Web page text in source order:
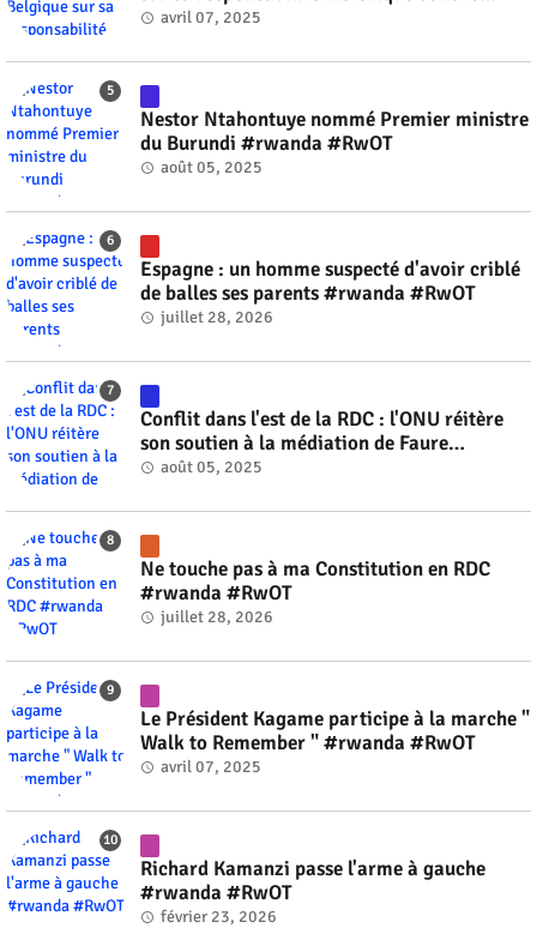
génocide #rwanda #RwOT
avril 07, 2025
Nestor Ntahontuye nommé Premier ministre
du Burundi #rwanda #RwOT
août 05, 2025
Espagne : un homme suspecté d'avoir criblé
de balles ses parents #rwanda #RwOT
juillet 28, 2026
Conflit dans l'est de la RDC : l'ONU réitère
son soutien à la médiation de Faure
Gnassingbé #rwanda #RwOT
août 05, 2025
Ne touche pas à ma Constitution en RDC
#rwanda #RwOT
juillet 28, 2026
Le Président Kagame participe à la marche "
Walk to Remember " #rwanda #RwOT
avril 07, 2025
Richard Kamanzi passe l'arme à gauche
#rwanda #RwOT
février 23, 2026